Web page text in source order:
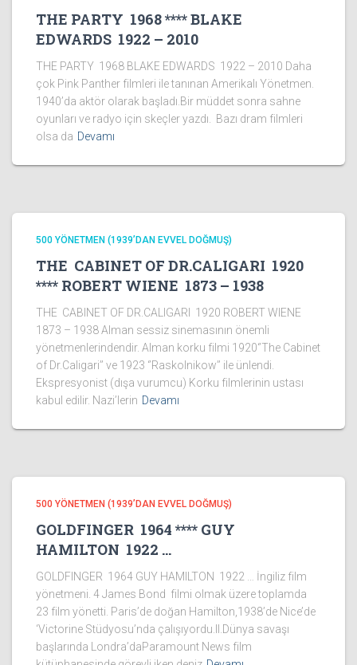
THE PARTY 1968 **** BLAKE
EDWARDS 1922 – 2010
THE PARTY 1968 BLAKE EDWARDS 1922 – 2010 Daha
çok Pink Panther filmleri ile tanınan Amerikalı Yönetmen.
1940’da aktör olarak başladı.Bir müddet sonra sahne
oyunları ve radyo için skeçler yazdı. Bazı dram filmleri
olsa da Devamı
500 YÖNETMEN (1939’DAN EVVEL DOĞMUŞ)
THE CABINET OF DR.CALIGARI 1920
**** ROBERT WIENE 1873 – 1938
THE CABINET OF DR.CALIGARI 1920 ROBERT WIENE
1873 – 1938 Alman sessiz sinemasının önemli
yönetmenlerindendir. Alman korku filmi 1920‘’The Cabinet
of Dr.Caligari’’ ve 1923 ‘’Raskolnikow’’ ile ünlendi.
Ekspresyonist (dışa vurumcu) Korku filmlerinin ustası
kabul edilir. Nazi’lerin Devamı
500 YÖNETMEN (1939’DAN EVVEL DOĞMUŞ)
GOLDFINGER 1964 **** GUY
HAMILTON 1922 …
GOLDFINGER 1964 GUY HAMILTON 1922 … İngiliz film
yönetmeni. 4 James Bond filmi olmak üzere toplamda
23 film yönetti. Paris’de doğan Hamilton,1938’de Nice’de
‘Victorine Stüdyosu’nda çalışıyordu.II.Dünya savaşı
başlarında Londra’daParamount News film